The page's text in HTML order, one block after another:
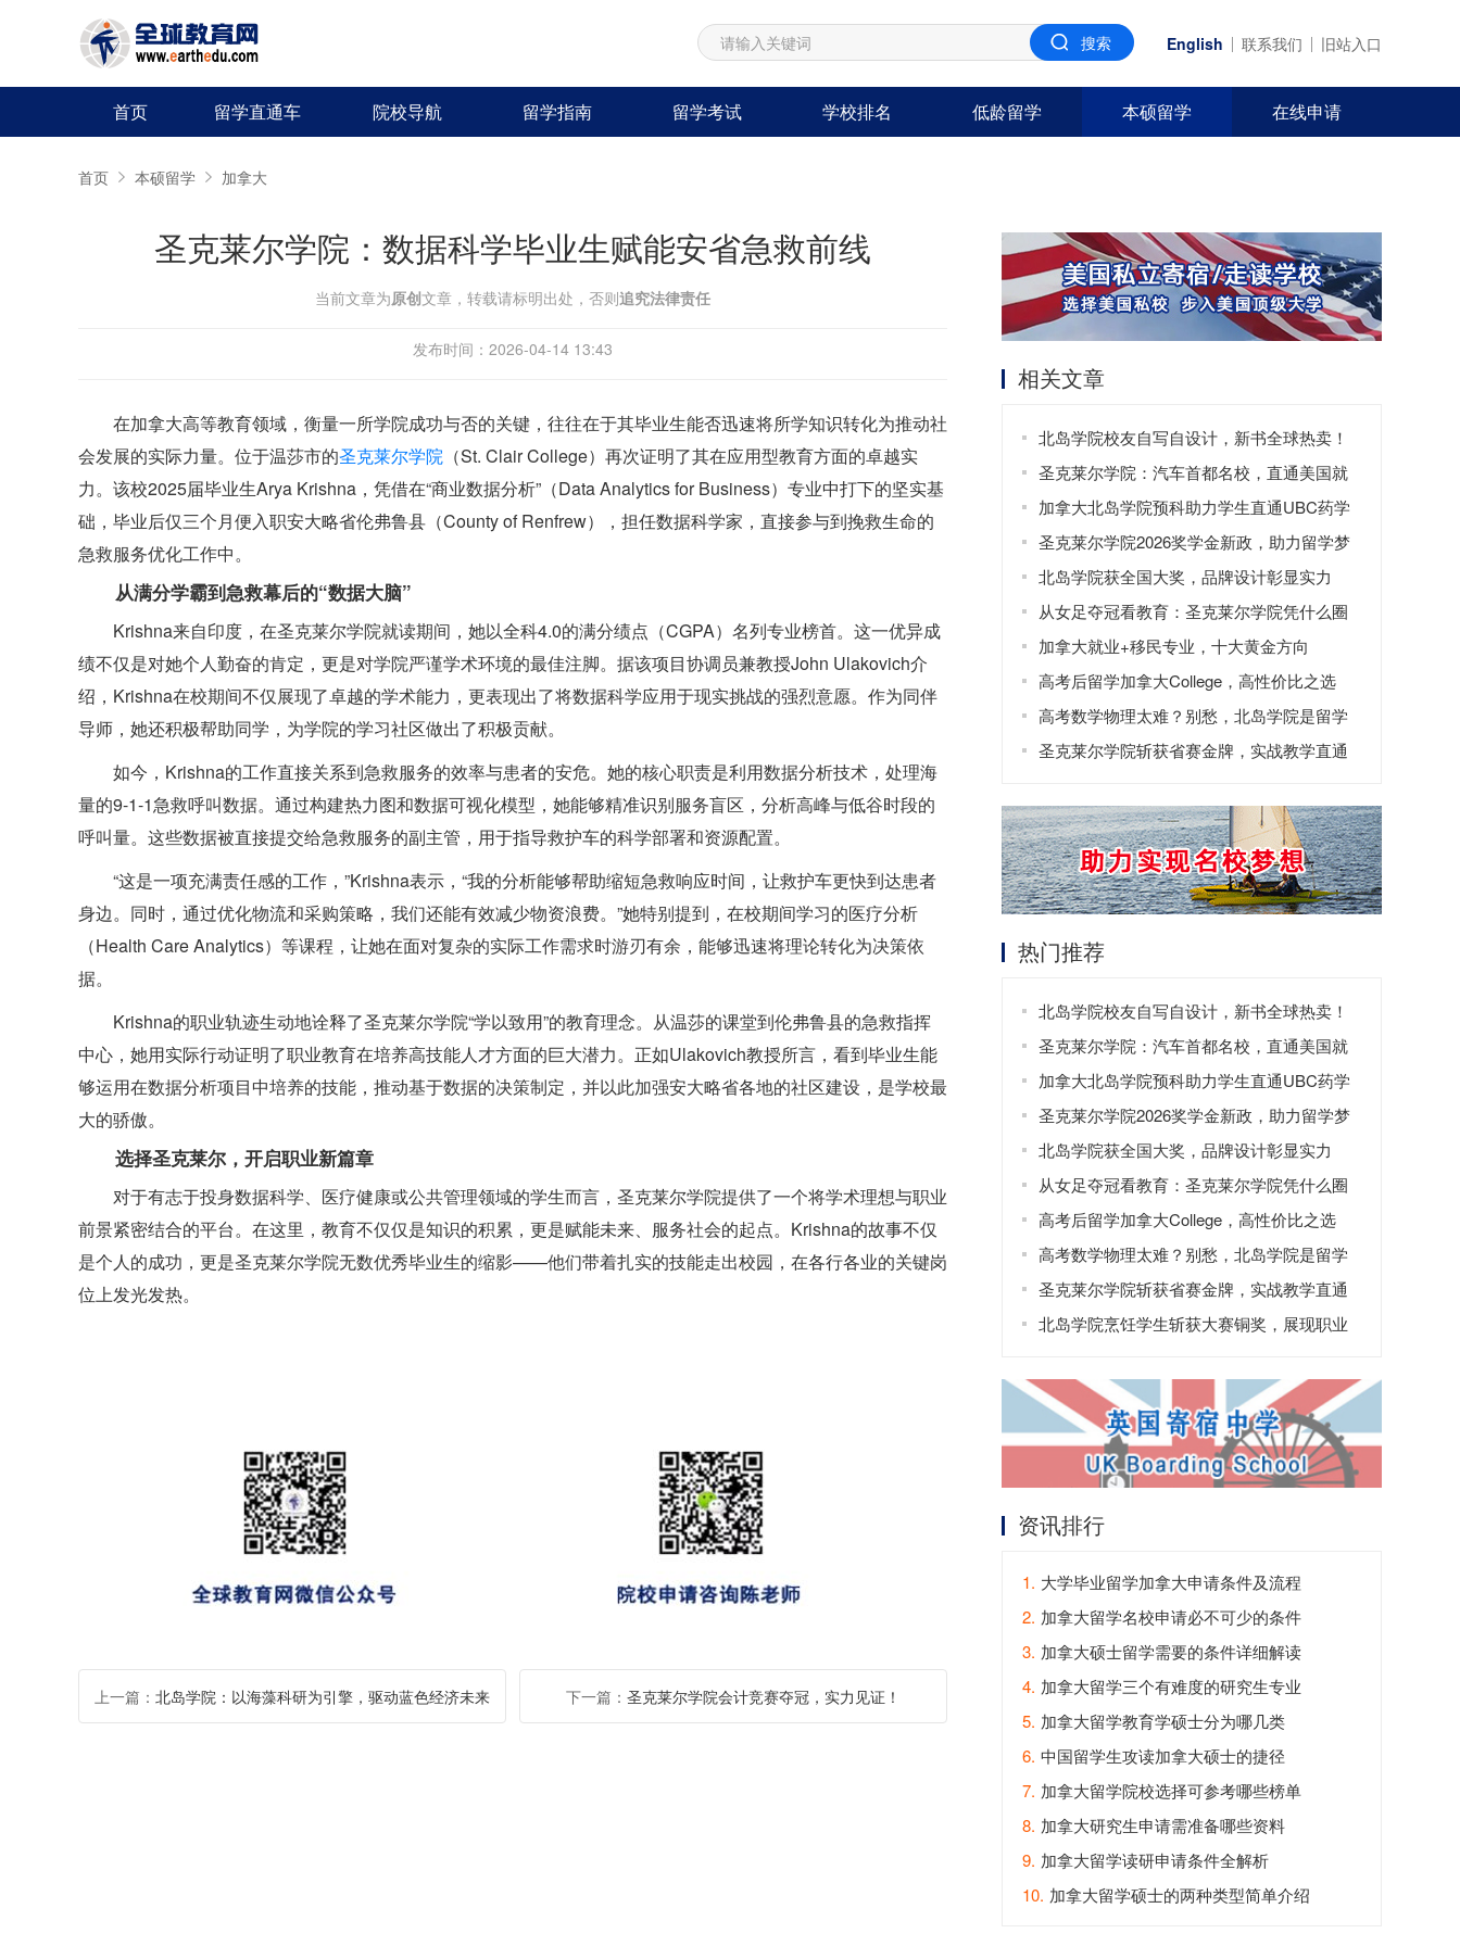
English 联系我们 旧站入口
首页 留学直通车 院校导航 留学指南 留学考试 学校排名 低龄留学 本硕留学 在线申请
首页 本硕留学 加拿大
圣克莱尔学院：数据科学毕业生赋能安省急救前线
当前文章为原创文章，转载请标明出处，否则追究法律责任
发布时间：2026-04-14 13:43
在加拿大高等教育领域，衡量一所学院成功与否的关键，往往在于其毕业生能否迅速将所学知识转化为推动社
会发展的实际力量。位于温莎市的圣克莱尔学院 （St. Clair College）再次证明了其在应用型教育方面的卓越实
力。该校2025届毕业生Arya Krishna，凭借在“商业数据分析”（Data Analytics for Business）专业中打下的坚实基
础，毕业后仅三个月便入职安大略省伦弗鲁县（County of Renfrew），担任数据科学家，直接参与到挽救生命的
急救服务优化工作中。
从满分学霸到急救幕后的“数据大脑”
Krishna来自印度，在圣克莱尔学院就读期间，她以全科4.0的满分绩点（CGPA）名列专业榜首。这一优异成
绩不仅是对她个人勤奋的肯定，更是对学院严谨学术环境的最佳注脚。据该项目协调员兼教授John Ulakovich介
绍，Krishna在校期间不仅展现了卓越的学术能力，更表现出了将数据科学应用于现实挑战的强烈意愿。作为同伴
导师，她还积极帮助同学，为学院的学习社区做出了积极贡献。
如今，Krishna的工作直接关系到急救服务的效率与患者的安危。她的核心职责是利用数据分析技术，处理海
量的9-1-1急救呼叫数据。通过构建热力图和数据可视化模型，她能够精准识别服务盲区，分析高峰与低谷时段的
呼叫量。这些数据被直接提交给急救服务的副主管，用于指导救护车的科学部署和资源配置。
“这是一项充满责任感的工作，”Krishna表示，“我的分析能够帮助缩短急救响应时间，让救护车更快到达患者
身边。同时，通过优化物流和采购策略，我们还能有效减少物资浪费。”她特别提到，在校期间学习的医疗分析
（Health Care Analytics）等课程，让她在面对复杂的实际工作需求时游刃有余，能够迅速将理论转化为决策依
据。
Krishna的职业轨迹生动地诠释了圣克莱尔学院“学以致用”的教育理念。从温莎的课堂到伦弗鲁县的急救指挥
中心，她用实际行动证明了职业教育在培养高技能人才方面的巨大潜力。正如Ulakovich教授所言，看到毕业生能
够运用在数据分析项目中培养的技能，推动基于数据的决策制定，并以此加强安大略省各地的社区建设，是学校最
大的骄傲。
选择圣克莱尔，开启职业新篇章
对于有志于投身数据科学、医疗健康或公共管理领域的学生而言，圣克莱尔学院提供了一个将学术理想与职业
前景紧密结合的平台。在这里，教育不仅仅是知识的积累，更是赋能未来、服务社会的起点。Krishna的故事不仅
是个人的成功，更是圣克莱尔学院无数优秀毕业生的缩影——他们带着扎实的技能走出校园，在各行各业的关键岗
位上发光发热。
上一篇： 北岛学院：以海藻科研为引擎，驱动蓝色经济未来 下一篇： 圣克莱尔学院会计竞赛夺冠，实力见证！
相关文章
北岛学院校友自写自设计，新书全球热卖！
圣克莱尔学院：汽车首都名校，直通美国就
业
加拿大北岛学院预科助力学生直通UBC药学
圣克莱尔学院2026奖学金新政，助力留学梦
想
北岛学院获全国大奖，品牌设计彰显实力
从女足夺冠看教育：圣克莱尔学院凭什么圈
粉？
加拿大就业+移民专业，十大黄金方向
高考后留学加拿大College，高性价比之选
高考数学物理太难？别愁，北岛学院是留学
好出路
圣克莱尔学院斩获省赛金牌，实战教学直通
热门推荐
北岛学院校友自写自设计，新书全球热卖！
圣克莱尔学院：汽车首都名校，直通美国就
业
加拿大北岛学院预科助力学生直通UBC药学
圣克莱尔学院2026奖学金新政，助力留学梦
想
北岛学院获全国大奖，品牌设计彰显实力
从女足夺冠看教育：圣克莱尔学院凭什么圈
粉？
高考后留学加拿大College，高性价比之选
高考数学物理太难？别愁，北岛学院是留学
好出路
圣克莱尔学院斩获省赛金牌，实战教学直通
高薪就业
北岛学院烹饪学生斩获大赛铜奖，展现职业
资讯排行
1. 大学毕业留学加拿大申请条件及流程
2. 加拿大留学名校申请必不可少的条件
3. 加拿大硕士留学需要的条件详细解读
4. 加拿大留学三个有难度的研究生专业
5. 加拿大留学教育学硕士分为哪几类
6. 中国留学生攻读加拿大硕士的捷径
7. 加拿大留学院校选择可参考哪些榜单
8. 加拿大研究生申请需准备哪些资料
9. 加拿大留学读研申请条件全解析
10. 加拿大留学硕士的两种类型简单介绍